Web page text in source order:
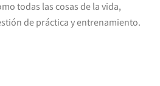
todas las cosas de la vida,
de práctica y entrenamiento.